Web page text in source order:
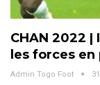
CHAN 2022
les forces en
Admin Togo Foot